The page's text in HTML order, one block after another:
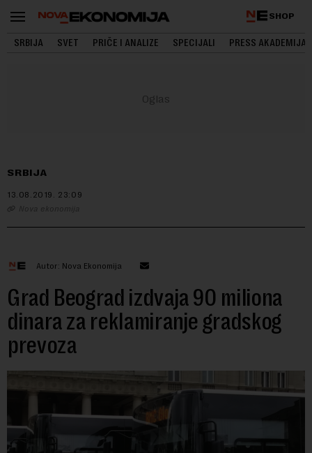
SHOP
SRBIJA SVET PRIČE I ANALIZE SPECIJALI PRESS AKADEMIJA
SRBIJA
13.08.2019. 23:09
Nova ekonomija
Autor: Nova Ekonomija
Grad Beograd izdvaja 90 miliona
dinara za reklamiranje gradskog
prevoza